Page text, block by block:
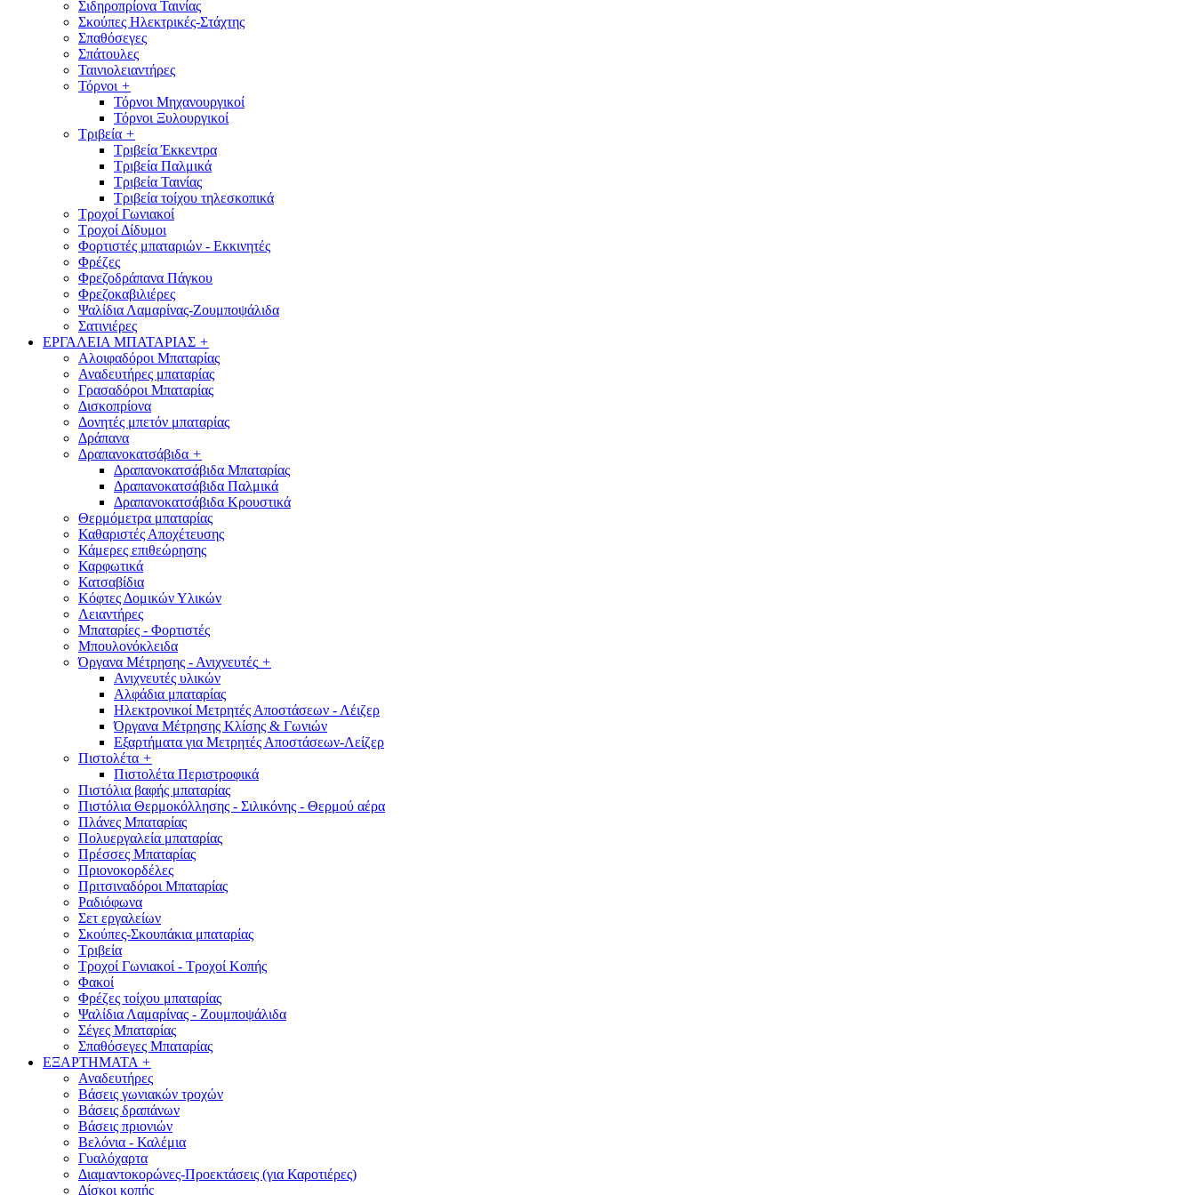
Σιδηροπρίονα Ταινίας
Σκούπες Ηλεκτρικές-Στάχτης
Σπαθόσεγες
Σπάτουλες
Ταινιολειαντήρες
Τόρνοι +
Τόρνοι Μηχανουργικοί
Τόρνοι Ξυλουργικοί
Τριβεία +
Τριβεία Έκκεντρα
Τριβεία Παλμικά
Τριβεία Ταινίας
Τριβεία τοίχου τηλεσκοπικά
Τροχοί Γωνιακοί
Τροχοί Δίδυμοι
Φορτιστές μπαταριών - Εκκινητές
Φρέζες
Φρεζοδράπανα Πάγκου
Φρεζοκαβιλιέρες
Ψαλίδια Λαμαρίνας-Ζουμποψάλιδα
Σατινιέρες
ΕΡΓΑΛΕΙΑ ΜΠΑΤΑΡΙΑΣ +
Αλοιφαδόροι Μπαταρίας
Αναδευτήρες μπαταρίας
Γρασαδόροι Μπαταρίας
Δισκοπρίονα
Δονητές μπετόν μπαταρίας
Δράπανα
Δραπανοκατσάβιδα +
Δραπανοκατσάβιδα Μπαταρίας
Δραπανοκατσάβιδα Παλμικά
Δραπανοκατσάβιδα Κρουστικά
Θερμόμετρα μπαταρίας
Καθαριστές Αποχέτευσης
Κάμερες επιθεώρησης
Καρφωτικά
Κατσαβίδια
Κόφτες Δομικών Υλικών
Λειαντήρες
Μπαταρίες - Φορτιστές
Μπουλονόκλειδα
Όργανα Μέτρησης - Ανιχνευτές +
Ανιχνευτές υλικών
Αλφάδια μπαταρίας
Ηλεκτρονικοί Μετρητές Αποστάσεων - Λέιζερ
Όργανα Μέτρησης Κλίσης & Γωνιών
Εξαρτήματα για Μετρητές Αποστάσεων-Λείζερ
Πιστολέτα +
Πιστολέτα Περιστροφικά
Πιστόλια βαφής μπαταρίας
Πιστόλια Θερμοκόλλησης - Σιλικόνης - Θερμού αέρα
Πλάνες Μπαταρίας
Πολυεργαλεία μπαταρίας
Πρέσσες Μπαταρίας
Πριονοκορδέλες
Πριτσιναδόροι Μπαταρίας
Ραδιόφωνα
Σετ εργαλείων
Σκούπες-Σκουπάκια μπαταρίας
Τριβεία
Τροχοί Γωνιακοί - Τροχοί Κοπής
Φακοί
Φρέζες τοίχου μπαταρίας
Ψαλίδια Λαμαρίνας - Ζουμποψάλιδα
Σέγες Μπαταρίας
Σπαθόσεγες Μπαταρίας
ΕΞΑΡΤΗΜΑΤΑ +
Αναδευτήρες
Βάσεις γωνιακών τροχών
Βάσεις δραπάνων
Βάσεις πριονιών
Βελόνια - Καλέμια
Γυαλόχαρτα
Διαμαντοκορώνες-Προεκτάσεις (για Καροτιέρες)
Δίσκοι κοπής